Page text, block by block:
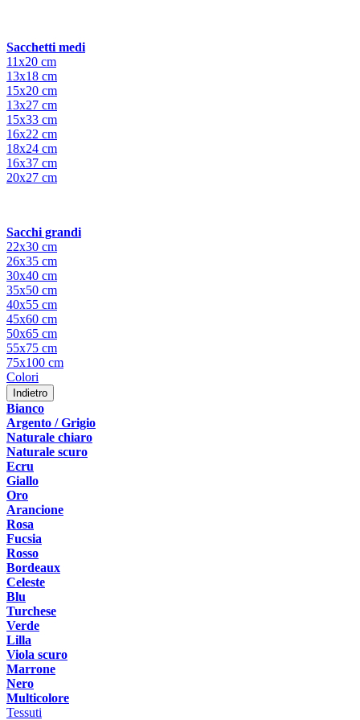
Sacchetti medi
11x20 cm
13x18 cm
15x20 cm
13x27 cm
15x33 cm
16x22 cm
18x24 cm
16x37 cm
20x27 cm
Sacchi grandi
22x30 cm
26x35 cm
30x40 cm
35x50 cm
40x55 cm
45x60 cm
50x65 cm
55x75 cm
75x100 cm
Colori
Indietro
Bianco
Argento / Grigio
Naturale chiaro
Naturale scuro
Ecru
Giallo
Oro
Arancione
Rosa
Fucsia
Rosso
Bordeaux
Celeste
Blu
Turchese
Verde
Lilla
Viola scuro
Marrone
Nero
Multicolore
Tessuti